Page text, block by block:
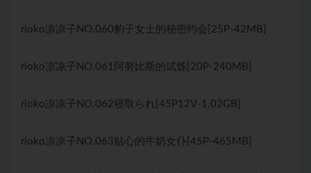
rioko凉凉子NO.060豹子女士的秘密约会[25P-42MB]
rioko凉凉子NO.061阿努比斯的试炼[20P-240MB]
rioko凉凉子NO.062寝取られ[45P12V-1.02GB]
rioko凉凉子NO.063贴心的牛奶女仆[45P-465MB]